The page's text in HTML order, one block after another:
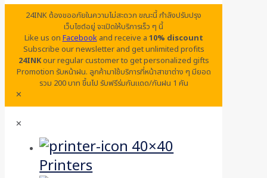
24INK ต้องขออภัยในความไม่สะดวก ขณะนี้ กำลังปรับปรุง
เว็บไซต์อยู่ จะเปิดให้บริการเร็ว ๆ นี้
Like us onFacebookand receive a 10% discount
Subscribe our newsletter and get unlimited profits
24INKour regular customer to get personalized gifts
Promotion รับหน้าฝน. ลูกค้ามาใช้บริการที่หน้าสาขาต่าง ๆ มียอด
รวม 200 บาท ขึ้นไป รับฟรีร่มกันแดด/กันฝน 1 คัน
✕
✕
Printers